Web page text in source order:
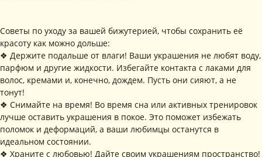
Советы по уходу за вашей бижутерией, чтобы сохранить её
красоту как можно дольше:
❖ Держите подальше от влаги! Ваши украшения не любят воду,
парфюм и другие жидкости. Избегайте контакта с лаками для
волос, кремами и, конечно, дождем. Пусть они сияют, а не
тонут!
❖ Снимайте на время! Во время сна или активных тренировок
лучше оставить украшения в покое. Это поможет избежать
поломок и деформаций, а ваши любимцы останутся в
идеальном состоянии.
❖ Храните с любовью! Дайте своим украшениям пространство!
Я соглашаюсь с обработкой персональных данных в соответствии с
политикой конфиденциальности
Ясоглашаюсь на получение рекламной рассылки
оферты
конфиденциальности
ИНФОРМАЦИЯ